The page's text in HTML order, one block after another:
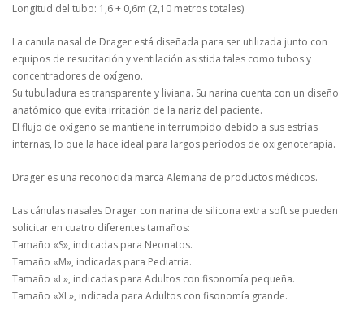
Longitud del tubo: 1,6 + 0,6m (2,10 metros totales)
La canula nasal de Drager está diseñada para ser utilizada junto con
equipos de resucitación y ventilación asistida tales como tubos y
concentradores de oxígeno.
Su tubuladura es transparente y liviana. Su narina cuenta con un diseño
anatómico que evita irritación de la nariz del paciente.
El flujo de oxígeno se mantiene initerrumpido debido a sus estrías
internas, lo que la hace ideal para largos períodos de oxigenoterapia.
Drager es una reconocida marca Alemana de productos médicos.
Las cánulas nasales Drager con narina de silicona extra soft se pueden
solicitar en cuatro diferentes tamaños:
Tamaño «S», indicadas para Neonatos.
Tamaño «M», indicadas para Pediatria.
Tamaño «L», indicadas para Adultos con fisonomía pequeña.
Tamaño «XL», indicada para Adultos con fisonomía grande.